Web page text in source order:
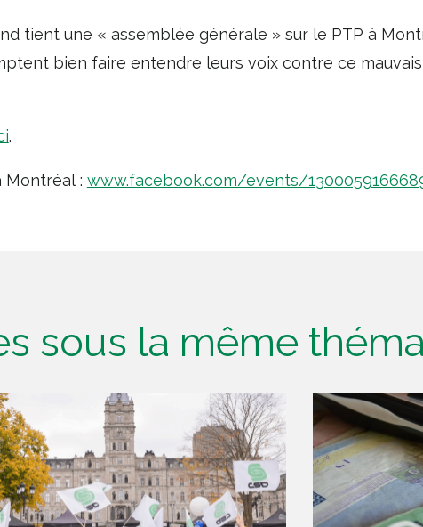
tient une « assemblée générale » sur le PTP à
bien faire entendre leurs voix contre ce
.
Montréal : www.facebook.com/events/
sous la même